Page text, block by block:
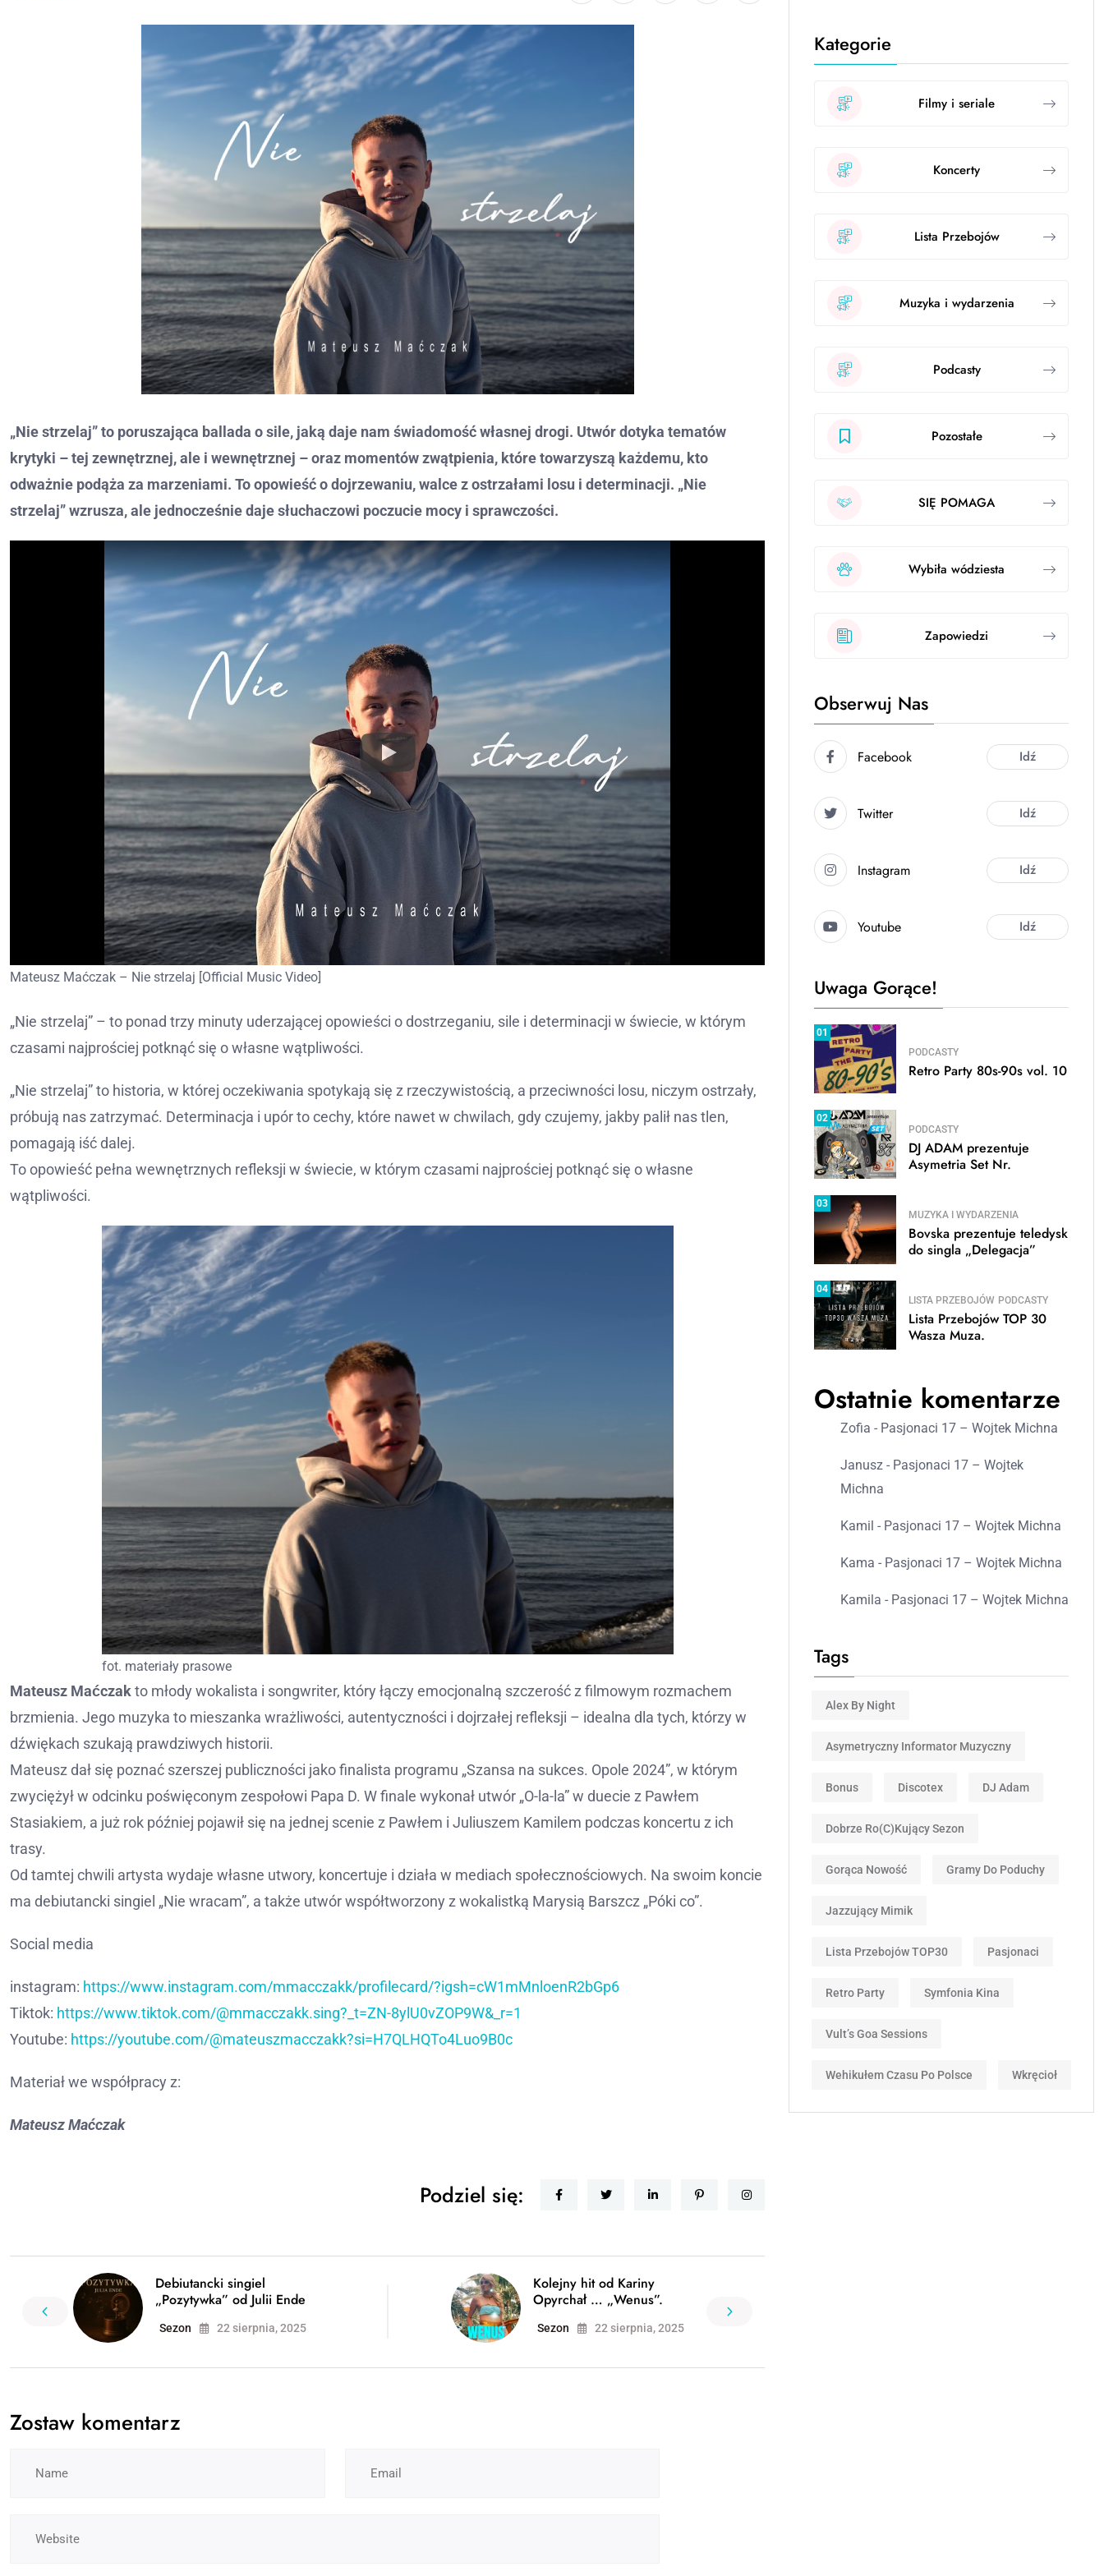
„Nie strzelaj” to poruszająca ballada o sile, jaką daje nam świadomość własnej drogi. Utwór dotyka tematów
krytyki – tej zewnętrznej, ale i wewnętrznej – oraz momentów zwątpienia, które towarzyszą każdemu, kto
odważnie podąża za marzeniami. To opowieść o dojrzewaniu, walce z ostrzałami losu i determinacji. „Nie
strzelaj” wzrusza, ale jednocześnie daje słuchaczowi poczucie mocy i sprawczości.
Mateusz Maćczak – Nie strzelaj [Official Music Video]
„Nie strzelaj” – to ponad trzy minuty uderzającej opowieści o dostrzeganiu, sile i determinacji w świecie, w którym
czasami najprościej potknąć się o własne wątpliwości.
„Nie strzelaj” to historia, w której oczekiwania spotykają się z rzeczywistością, a przeciwności losu, niczym ostrzały,
próbują nas zatrzymać. Determinacja i upór to cechy, które nawet w chwilach, gdy czujemy, jakby palił nas tlen,
pomagają iść dalej.
To opowieść pełna wewnętrznych refleksji w świecie, w którym czasami najprościej potknąć się o własne
wątpliwości.
fot. materiały prasowe
Mateusz Maćczakto młody wokalista i songwriter, który łączy emocjonalną szczerość z filmowym rozmachem
brzmienia. Jego muzyka to mieszanka wrażliwości, autentyczności i dojrzałej refleksji – idealna dla tych, którzy w
dźwiękach szukają prawdziwych historii.
Mateusz dał się poznać szerszej publiczności jako finalista programu „Szansa na sukces. Opole 2024”, w którym
zwyciężył w odcinku poświęconym zespołowi Papa D. W finale wykonał utwór „O-la-la” w duecie z Pawłem
Stasiakiem, a już rok później pojawił się na jednej scenie z Pawłem i Juliuszem Kamilem podczas koncertu z ich
trasy.
Od tamtej chwili artysta wydaje własne utwory, koncertuje i działa w mediach społecznościowych. Na swoim koncie
ma debiutancki singiel „Nie wracam”, a także utwór współtworzony z wokalistką Marysią Barszcz „Póki co”.
Social media
instagram: https://www.instagram.com/mmacczakk/profilecard/?igsh=cW1mMnloenR2bGp6
Tiktok: https://www.tiktok.com/@mmacczakk.sing?_t=ZN-8ylU0vZOP9W&_r=1
Youtube: https://youtube.com/@mateuszmacczakk?si=H7QLHQTo4Luo9B0c
Materiał we współpracy z:
Mateusz Maćczak
Podziel się:
Debiutancki singiel
„Pozytywka” od Julii Ende
Sezon 22 sierpnia, 2025
Kolejny hit od Kariny
Opyrchał … „Wenus”.
Sezon 22 sierpnia, 2025
Zostaw komentarz
Kategorie
Filmy i seriale
Koncerty
Lista Przebojów
Muzyka i wydarzenia
Podcasty
Pozostałe
SIĘ POMAGA
Wybiła wódziesta
Zapowiedzi
Obserwuj Nas
Facebook Idź
Twitter Idź
Instagram Idź
Youtube Idź
Uwaga Gorące!
01
PODCASTY
Retro Party 80s-90s vol. 10
02
PODCASTY
DJ ADAM prezentuje
Asymetria Set Nr.
03
MUZYKA I WYDARZENIA
Bovska prezentuje teledysk
do singla „Delegacja”
04
LISTA PRZEBOJÓW PODCASTY
Lista Przebojów TOP 30
Wasza Muza.
Ostatnie komentarze
Zofia - Pasjonaci 17 – Wojtek Michna
Janusz - Pasjonaci 17 – Wojtek
Michna
Kamil - Pasjonaci 17 – Wojtek Michna
Kama - Pasjonaci 17 – Wojtek Michna
Kamila - Pasjonaci 17 – Wojtek Michna
Tags
Alex By Night
Asymetryczny Informator Muzyczny
Bonus Discotex DJ Adam
Dobrze Ro(c)kujący Sezon
Gorąca Nowość Gramy Do Poduchy
Jazzujący Mimik
Lista Przebojów TOP30 Pasjonaci
Retro Party Symfonia Kina
Vult’s Goa Sessions
Wehikułem Czasu Po Polsce Wkręcioł